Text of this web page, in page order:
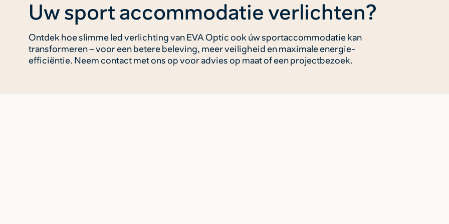
Uw sport accommodatie verlichten?
Ontdek hoe slimme led verlichting van EVA Optic ook úw sportaccommodatie kan
transformeren – voor een betere beleving, meer veiligheid en maximale energie-
efficiëntie. Neem contact met ons op voor advies op maat of een projectbezoek.